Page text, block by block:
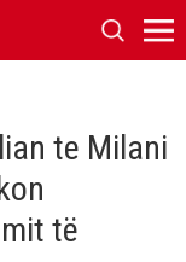
te Milani
të